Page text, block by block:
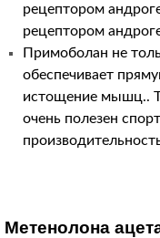
рецептором
рецептором
Примоболан не
обеспечивает
истощение мышц..
очень полезен
Метенолона